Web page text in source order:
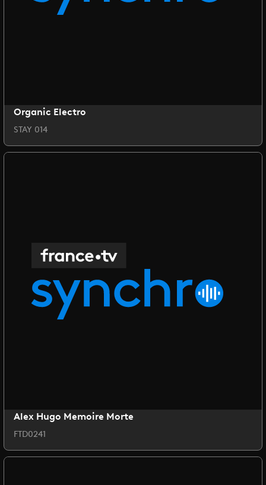
Organic Electro
STAY 014
Alex Hugo Memoire Morte
FTD0241